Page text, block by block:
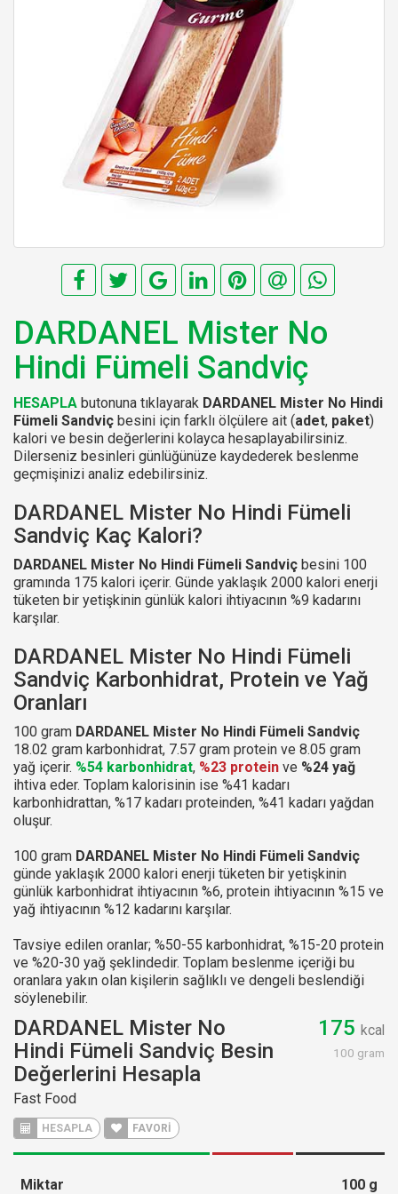
DARDANEL Mister No
Hindi Fümeli Sandviç
HESAPLA butonuna tıklayarak DARDANEL Mister No Hindi
Fümeli Sandviç besini için farklı ölçülere ait (adet, paket)
kalori ve besin değerlerini kolayca hesaplayabilirsiniz.
Dilerseniz besinleri günlüğünüze kaydederek beslenme
geçmişinizi analiz edebilirsiniz.
DARDANEL Mister No Hindi Fümeli
Sandviç Kaç Kalori?
DARDANEL Mister No Hindi Fümeli Sandviç besini 100
gramında 175 kalori içerir. Günde yaklaşık 2000 kalori enerji
tüketen bir yetişkinin günlük kalori ihtiyacının %9 kadarını
karşılar.
DARDANEL Mister No Hindi Fümeli
Sandviç Karbonhidrat, Protein ve Yağ
Oranları
100 gram DARDANEL Mister No Hindi Fümeli Sandviç
18.02 gram karbonhidrat, 7.57 gram protein ve 8.05 gram
yağ içerir. %54 karbonhidrat, %23 protein ve %24 yağ
ihtiva eder. Toplam kalorisinin ise %41 kadarı
karbonhidrattan, %17 kadarı proteinden, %41 kadarı yağdan
oluşur.
100 gram DARDANEL Mister No Hindi Fümeli Sandviç
günde yaklaşık 2000 kalori enerji tüketen bir yetişkinin
günlük karbonhidrat ihtiyacının %6, protein ihtiyacının %15 ve
yağ ihtiyacının %12 kadarını karşılar.
Tavsiye edilen oranlar; %50-55 karbonhidrat, %15-20 protein
ve %20-30 yağ şeklindedir. Toplam beslenme içeriği bu
oranlara yakın olan kişilerin sağlıklı ve dengeli beslendiği
söylenebilir.
DARDANEL Mister No
Hindi Fümeli Sandviç Besin
Değerlerini Hesapla
Fast Food
HESAPLA FAVORİ
175 kcal
100 gram
Miktar 100 g